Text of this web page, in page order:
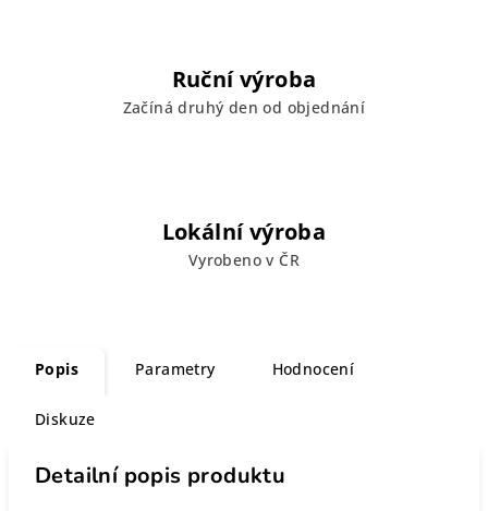
Ruční výroba
Začíná druhý den od objednání
Lokální výroba
Vyrobeno v ČR
Popis Parametry Hodnocení
Diskuze
Detailní popis produktu